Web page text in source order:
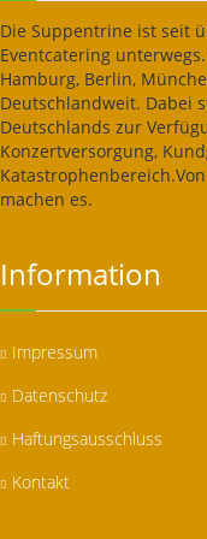
Die Suppentrine ist seit
Eventcatering
Hamburg, Berlin,
Deutschlandweit. Dabei
Deutschlands zur
Konzertversorgung,
machen es.
Information
Impressum
Datenschutz
Haftungsausschluss
Kontakt